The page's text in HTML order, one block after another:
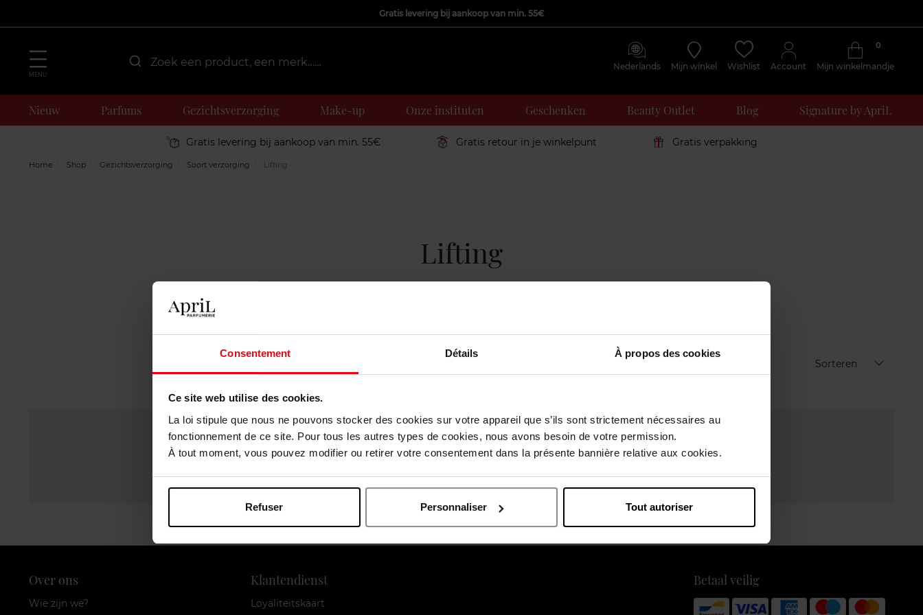
Consentement Détails À propos des cookies
Ce site web utilise des cookies.
La loi stipule que nous ne pouvons stocker des cookies sur votre appareil que s’ils sont strictement nécessaires au
fonctionnement de ce site. Pour tous les autres types de cookies, nous avons besoin de votre permission.
À tout moment, vous pouvez modifier ou retirer votre consentement dans la présente bannière relative aux cookies.
Refuser Personnaliser Tout autoriser
Gratis levering bij aankoop van min. 55€
MENU
Nederlands Mijn winkel Wishlist Account Mijn winkelmandje
0
Nieuw Parfums Gezichtsverzorging Make-up Onze instituten Geschenken Beauty Outlet Blog Signature by ApriL
Gratis levering bij aankoop van min. 55€ Gratis retour in je winkelpunt Gratis verpakking
Home Shop Gezichtsverzorging Soort verzorging Lifting
Lifting
Sorteren
Gratis levering
vanaf €55
Gratis retour
in je winkelpunt
Gratis
verpakking
Over ons
Wie zijn we?
Klantendienst
Loyaliteitskaart
Betaal veilig